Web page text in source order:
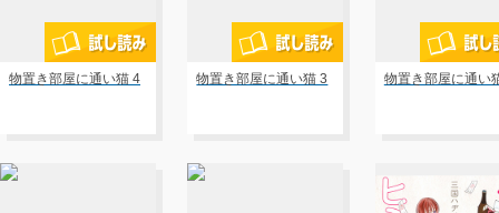
物置き部屋に通い猫 4 物置き部屋に通い猫 3 物置き部屋に通い